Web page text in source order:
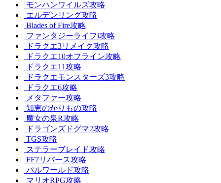
モンハンワイルズ攻略
エルデンリング攻略
Blades of Fire攻略
ファンタジーライフi攻略
ドラクエ3リメイク攻略
ドラクエ10オフライン攻略
ドラクエ11攻略
ドラクエモンスターズ3攻略
ドラクエ6攻略
メタファー攻略
知恵のかりもの攻略
魔女の泉R攻略
ドラゴンズドグマ2攻略
TGS攻略
ステラーブレイド攻略
FF7リバース攻略
パルワールド攻略
マリオRPG攻略